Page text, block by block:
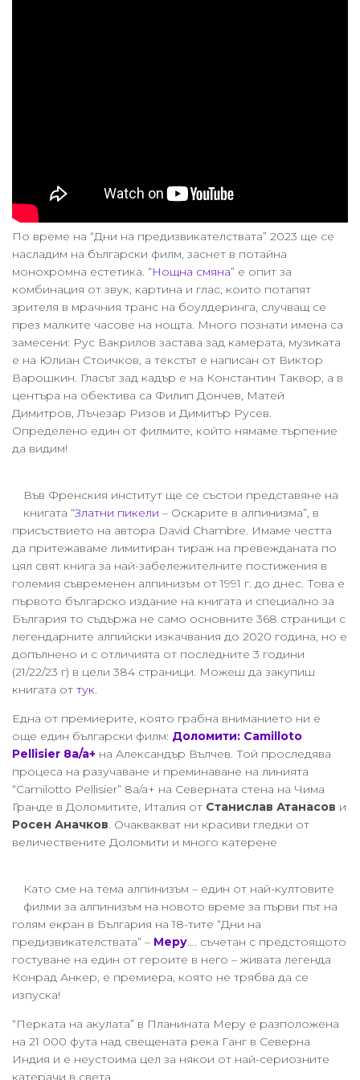
По време на “Дни на предизвикателствата” 2023 ще се
насладим на български филм, заснет в потайна
монохромна естетика. “Нощна смяна” е опит за
комбинация от звук, картина и глас, които потапят
зрителя в мрачния транс на боулдеринга, случващ се
през малките часове на нощта. Много познати имена са
замесени: Рус Вакрилов застава зад камерата, музиката
е на Юлиан Стоичков, а текстът е написан от Виктор
Варошкин. Гласът зад кадър е на Константин Таквор, а в
центъра на обектива са Филип Дончев, Матей
Димитров, Лъчезар Ризов и Димитър Русев.
Определено един от филмите, който нямаме търпение
да видим!
Във Френския институт ще се състои представяне на
книгата “Златни пикели – Оскарите в алпинизма”, в
присъствието на автора David Chambre. Имаме честта
да притежаваме лимитиран тираж на превежданата по
цял свят книга за най-забележителните постижения в
големия съвременен алпинизъм от 1991 г. до днес. Това е
първото българско издание на книгата и специално за
България то съдържа не само основните 368 страници с
легендарните алпийски изкачвания до 2020 година, но е
допълнено и с отличията от последните 3 години
(21/22/23 г) в цели 384 страници. Можеш да закупиш
книгата от тук.
Една от премиерите, която грабна вниманието ни е
още един български филм: Доломити: Camilloto
Pellisier 8a/a+ на Александър Вълчев. Той проследява
процеса на разучаване и преминаване на линията
“Camilotto Pellisier” 8a/a+ на Северната стена на Чима
Гранде в Доломитите, Италия от Станислав Атанасов и
Росен Аначков. Очаквакват ни красиви гледки от
величествените Доломити и много катерене
Като сме на тема алпинизъм – един от най-култовите
филми за алпинизъм на новото време за първи път на
голям екран в България на 18-тите “Дни на
предизвикателствата” – Меру…. съчетан с предстоящото
гостуване на един от героите в него – живата легенда
Конрад Анкер, е премиера, която не трябва да се
изпуска!
“Перката на акулата” в Планината Меру е разположена
на 21 000 фута над свещената река Ганг в Северна
Индия и е неустоима цел за някои от най-сериозните
катерачи в света.